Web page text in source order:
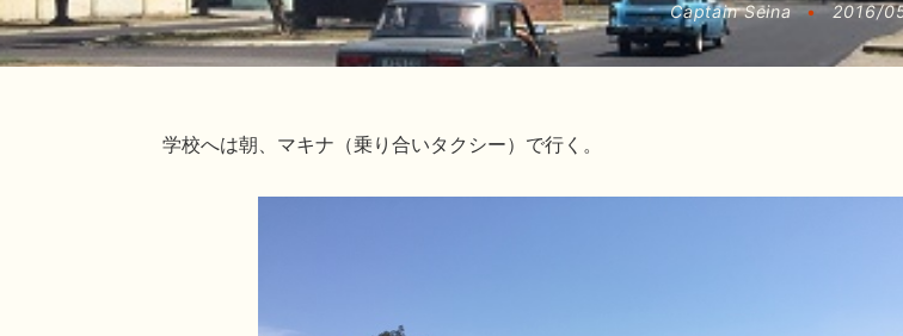
Captain Seina • 2016/
学校へは朝、マキナ（乗り合いタクシー）で行く。